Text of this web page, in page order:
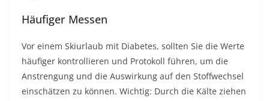
Häufiger Messen
Vor einem Skiurlaub mit Diabetes, sollten Sie die Werte
häufiger kontrollieren und Protokoll führen, um die
Anstrengung und die Auswirkung auf den Stoffwechsel
einschätzen zu können. Wichtig: Durch die Kälte ziehen